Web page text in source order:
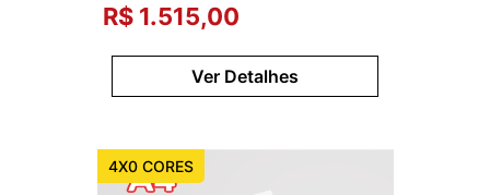
R$ 1.515,00
Ver Detalhes
4X0 CORES